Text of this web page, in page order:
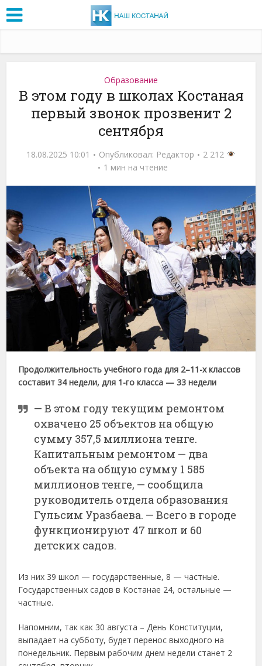
Образование
В этом году в школах Костаная
первый звонок прозвенит 2
сентября
18.08.2025 10:01 Опубликовал: Редактор
2 212
1 мин на чтение
Продолжительность учебного года для 2–11-х классов
составит 34 недели, для 1-го класса — 33 недели
— В этом году текущим ремонтом
охвачено 25 объектов на общую
сумму 357,5 миллиона тенге.
Капитальным ремонтом — два
объекта на общую сумму 1 585
миллионов тенге, — сообщила
руководитель отдела образования
Гульсим Уразбаева. — Всего в городе
функционируют 47 школ и 60
детских садов.
Из них 39 школ — государственные, 8 — частные.
Государственных садов в Костанае 24, остальные —
частные.
Напомним, так как 30 августа – День Конституции,
выпадает на субботу, будет перенос выходного на
понедельник. Первым рабочим днем недели станет 2